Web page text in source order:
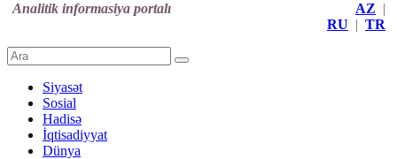
Analitik informasiya portalı
AZ |
RU | TR
Siyasət
Sosial
Hadisə
İqtisadiyyat
Dünya